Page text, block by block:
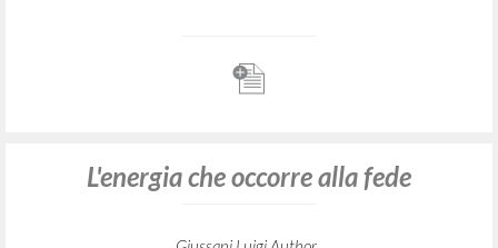
L'energia che occorre alla fede